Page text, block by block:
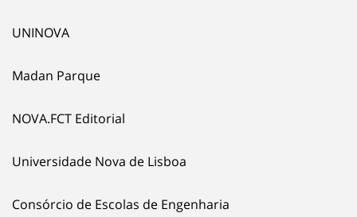
UNINOVA
Madan Parque
NOVA.FCT Editorial
Universidade Nova de Lisboa
Consórcio de Escolas de Engenharia